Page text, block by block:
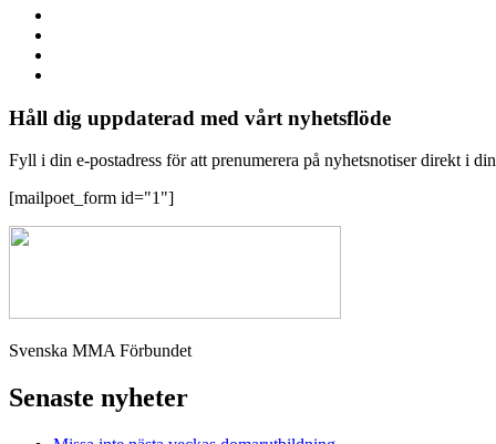
Håll dig uppdaterad med vårt nyhetsflöde
Fyll i din e-postadress för att prenumerera på nyhetsnotiser direkt i
[mailpoet_form id="1"]
Svenska MMA Förbundet
Senaste nyheter